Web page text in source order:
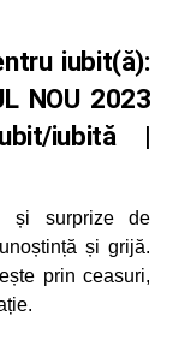
iubit(ă):
NOU 2023
iubită |
și surprize de
și grijă.
prin ceasuri,